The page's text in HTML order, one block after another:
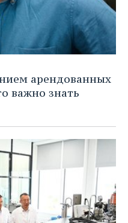
арендованных
важно знать